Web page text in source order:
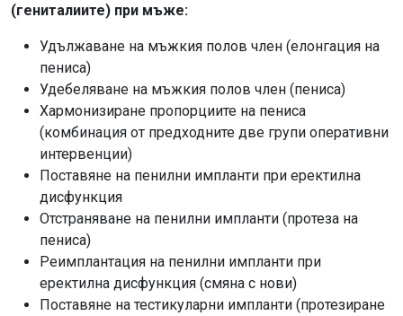
(гениталиите) при мъже:
Удължаване на мъжкия полов член (елонгация на
пениса)
Удебеляване на мъжкия полов член (пениса)
Хармонизиране пропорциите на пениса
(комбинация от предходните две групи оперативни
интервенции)
Поставяне на пенилни импланти при еректилна
дисфункция
Отстраняване на пенилни импланти (протеза на
пениса)
Реимплантация на пенилни импланти при
еректилна дисфункция (смяна с нови)
Поставяне на тестикуларни импланти (протезиране